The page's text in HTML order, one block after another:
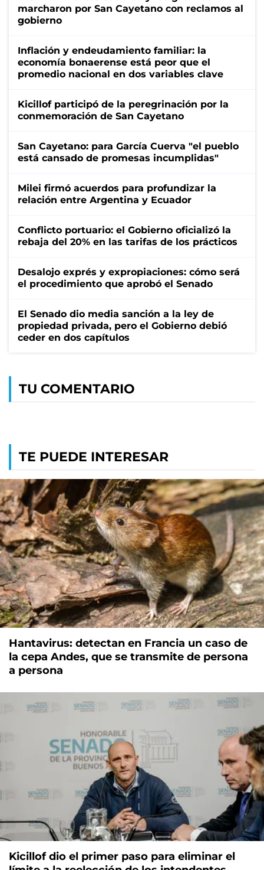
marcharon por San Cayetano con reclamos al
gobierno
Inflación y endeudamiento familiar: la
economía bonaerense está peor que el
promedio nacional en dos variables clave
Kicillof participó de la peregrinación por la
conmemoración de San Cayetano
San Cayetano: para García Cuerva "el pueblo
está cansado de promesas incumplidas"
Milei firmó acuerdos para profundizar la
relación entre Argentina y Ecuador
Conflicto portuario: el Gobierno oficializó la
rebaja del 20% en las tarifas de los prácticos
Desalojo exprés y expropiaciones: cómo será
el procedimiento que aprobó el Senado
El Senado dio media sanción a la ley de
propiedad privada, pero el Gobierno debió
ceder en dos capítulos
TU COMENTARIO
TE PUEDE INTERESAR
Hantavirus: detectan en Francia un caso de
la cepa Andes, que se transmite de persona
a persona
Kicillof dio el primer paso para eliminar el